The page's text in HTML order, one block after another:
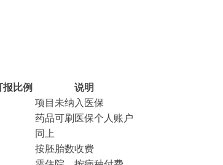
比例
说明
项目未纳入医保
药品可刷医保个人账户
同上
按胚胎数收费